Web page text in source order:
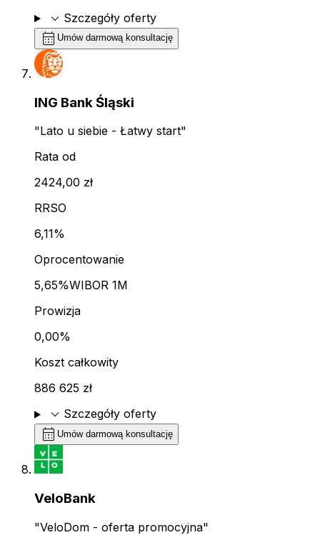
expand_more Szczegóły oferty
calendar_month Umów darmową konsultację
ING Bank Śląski
"Lato u siebie - Łatwy start"
Rata od
2424,00 zł
RRSO
6,11%
Oprocentowanie
5,65%WIBOR 1M
Prowizja
0,00%
Koszt całkowity
886 625 zł
expand_more Szczegóły oferty
calendar_month Umów darmową konsultację
VeloBank
"VeloDom - oferta promocyjna"